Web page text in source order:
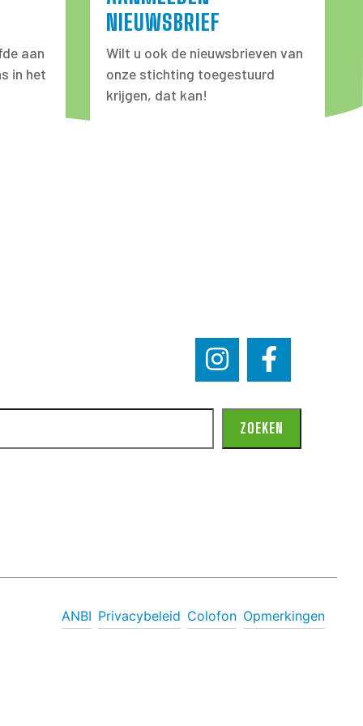
aan
in het
NIEUWSBRIEF
Wilt u ook de nieuwsbrieven van
onze stichting toegestuurd
krijgen, dat kan!
ZOEKEN
ANBI Privacybeleid Colofon Opmerkingen